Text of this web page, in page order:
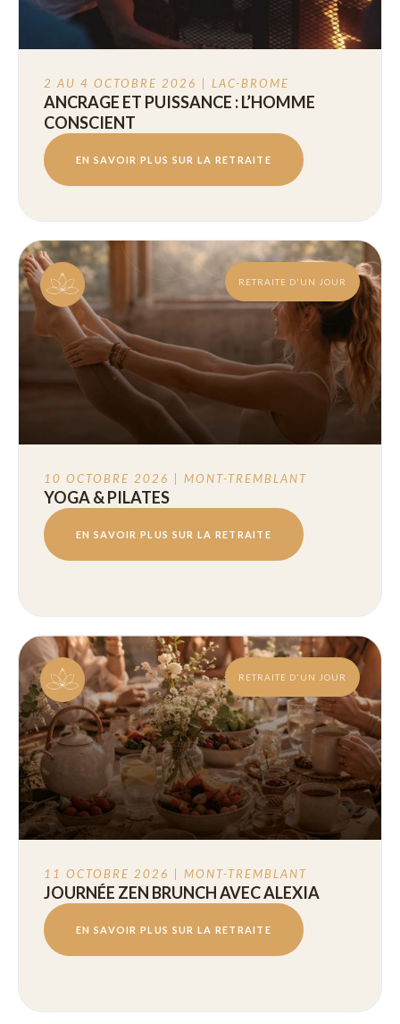
2 AU 4 OCTOBRE 2026 | LAC-BROME
ANCRAGE ET PUISSANCE : L’HOMME
CONSCIENT
EN SAVOIR PLUS SUR LA RETRAITE
RETRAITE D'UN JOUR
10 OCTOBRE 2026 | MONT-TREMBLANT
YOGA & PILATES
EN SAVOIR PLUS SUR LA RETRAITE
RETRAITE D'UN JOUR
11 OCTOBRE 2026 | MONT-TREMBLANT
JOURNÉE ZEN BRUNCH AVEC ALEXIA
EN SAVOIR PLUS SUR LA RETRAITE